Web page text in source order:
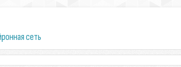
сеть